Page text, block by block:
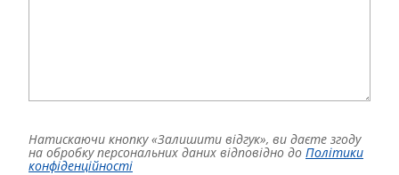
Натискаючи кнопку «Залишити відгук», ви даєте згоду
на обробку персональних даних відповідно до Політики
конфіденційності